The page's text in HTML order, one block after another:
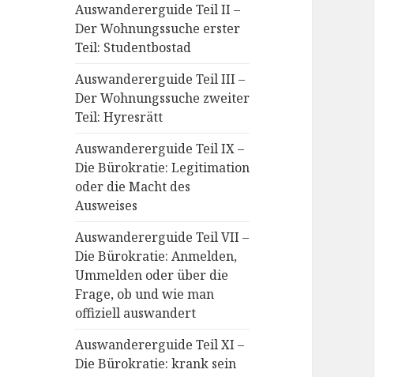
Auswandererguide Teil II –
Der Wohnungssuche erster
Teil: Studentbostad
Auswandererguide Teil III –
Der Wohnungssuche zweiter
Teil: Hyresrätt
Auswandererguide Teil IX –
Die Bürokratie: Legitimation
oder die Macht des
Ausweises
Auswandererguide Teil VII –
Die Bürokratie: Anmelden,
Ummelden oder über die
Frage, ob und wie man
offiziell auswandert
Auswandererguide Teil XI –
Die Bürokratie: krank sein